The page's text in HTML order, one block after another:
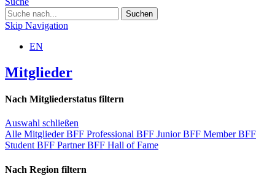
Skip Navigation
EN
Mitglieder
Nach Mitgliederstatus filtern
Auswahl schließen
Alle MitgliederBFF Professional BFF JuniorBFF MemberBFF
Student BFF PartnerBFF Hall of Fame
Nach Region filtern